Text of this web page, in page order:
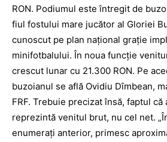
RON. Podiumul este întregit de
fiul fostului mare jucător al Gloriei
cunoscut pe plan naţional graţie
minifotbalului. În noua funcţie
crescut lunar cu 21.300 RON. Pe
buzoianul se află Ovidiu Dîmbean,
FRF. Trebuie precizat însă, faptul că
reprezintă venitul brut, nu cel net.
enumeraţi anterior, primesc